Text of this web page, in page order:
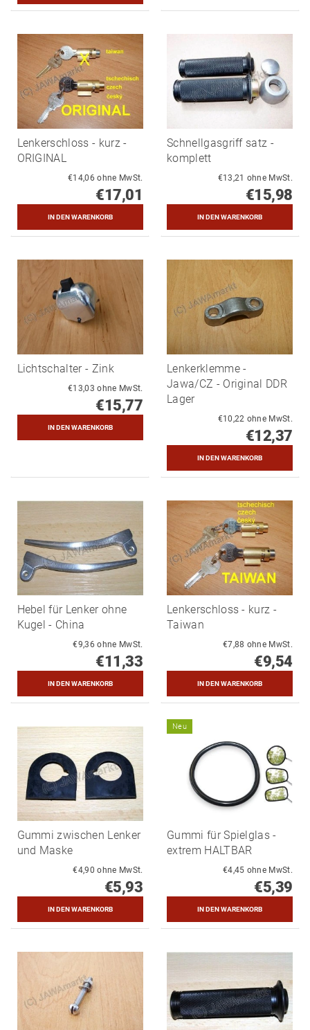
Lenkerschloss - kurz -
ORIGINAL
€14,06 ohne MwSt.
€17,01
Schnellgasgriff satz -
komplett
€13,21 ohne MwSt.
€15,98
Lichtschalter - Zink
€13,03 ohne MwSt.
€15,77
Lenkerklemme -
Jawa/CZ - Original DDR
Lager
€10,22 ohne MwSt.
€12,37
Hebel für Lenker ohne
Kugel - China
€9,36 ohne MwSt.
€11,33
Lenkerschloss - kurz -
Taiwan
€7,88 ohne MwSt.
€9,54
Gummi zwischen Lenker
und Maske
€4,90 ohne MwSt.
€5,93
Neu
Gummi für Spielglas -
extrem HALTBAR
€4,45 ohne MwSt.
€5,39